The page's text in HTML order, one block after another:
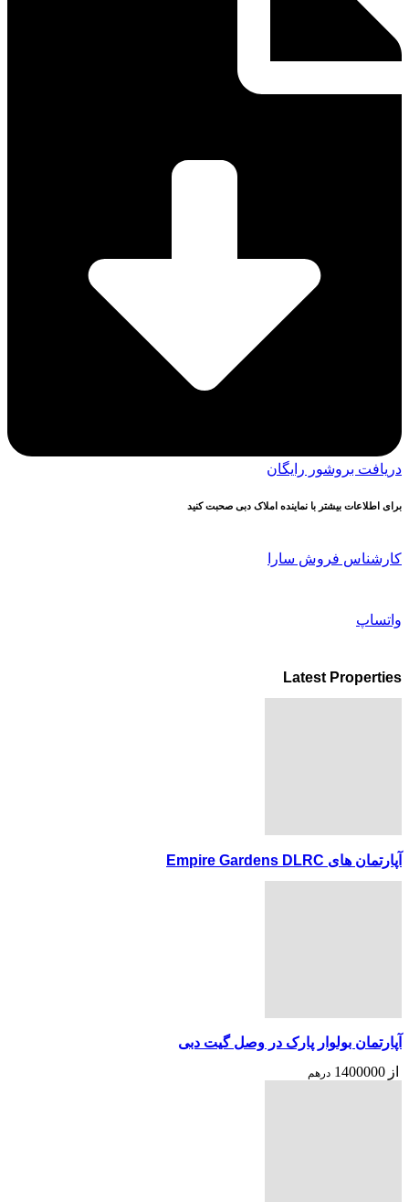
دریافت بروشور رایگان
برای اطلاعات بیشتر با نماینده املاک دبی صحبت کنید
کارشناس فروش سارا
واتساپ
Latest Properties
آپارتمان های Empire Gardens DLRC
آپارتمان بولوار پارک در وصل گیت دبی
از 1400000 درهم